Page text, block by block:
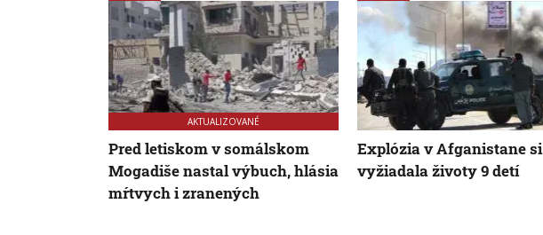
AKTUALIZOVANÉ
Pred letiskom v somálskom
Mogadiše nastal výbuch, hlásia
mŕtvych i zranených
Explózia v Afganistane si
vyžiadala životy 9 detí